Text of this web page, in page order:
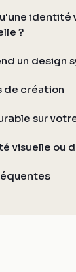
identité
?
un design
de création
sur
visuelle ou